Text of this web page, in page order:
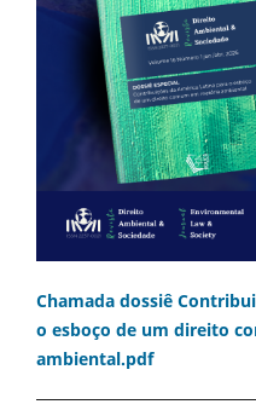
Chamada dossiê
o esboço de um direito
ambiental.pdf